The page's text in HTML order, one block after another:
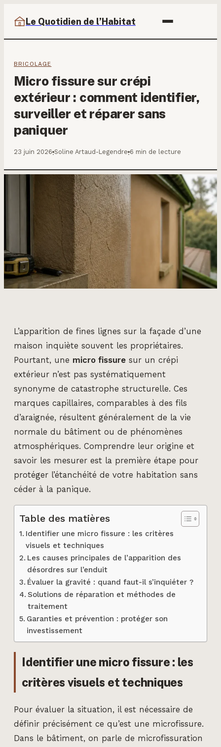
Le Quotidien de l’Habitat
BRICOLAGE
Micro fissure sur crépi
extérieur : comment identifier,
surveiller et réparer sans
paniquer
23 juin 2026·Soline Artaud-Legendre·6 min de lecture
L’apparition de fines lignes sur la façade d’une
maison inquiète souvent les propriétaires.
Pourtant, une micro fissure sur un crépi
extérieur n’est pas systématiquement
synonyme de catastrophe structurelle. Ces
marques capillaires, comparables à des fils
d’araignée, résultent généralement de la vie
normale du bâtiment ou de phénomènes
atmosphériques. Comprendre leur origine et
savoir les mesurer est la première étape pour
protéger l’étanchéité de votre habitation sans
céder à la panique.
Table des matières
Identifier une micro fissure : les critères
visuels et techniques
Les causes principales de l’apparition des
désordres sur l’enduit
Évaluer la gravité : quand faut-il s’inquiéter ?
Solutions de réparation et méthodes de
traitement
Garanties et prévention : protéger son
investissement
Identifier une micro fissure : les
critères visuels et techniques
Pour évaluer la situation, il est nécessaire de
définir précisément ce qu’est une microfissure.
Dans le bâtiment, on parle de microfissuration